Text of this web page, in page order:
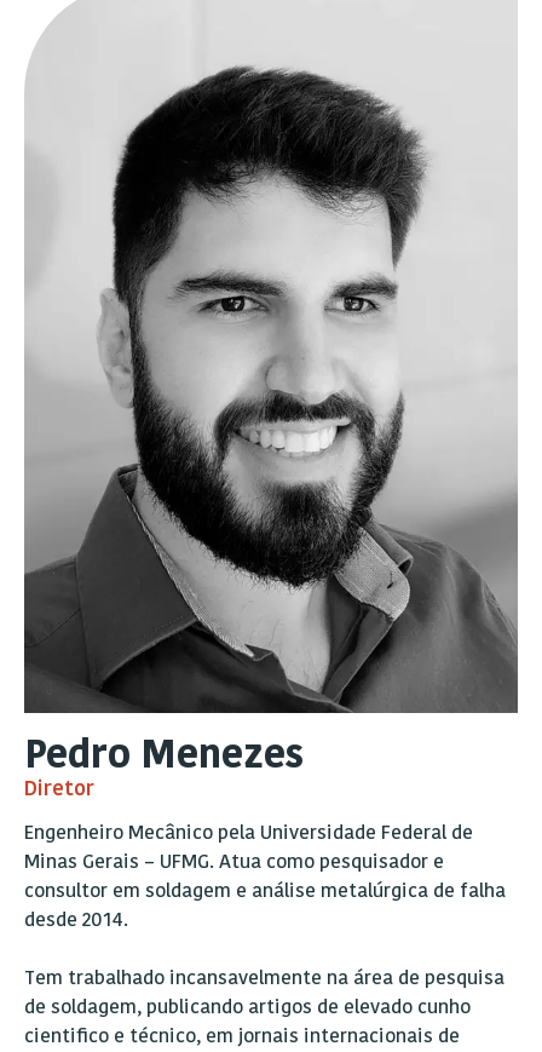
Pedro Menezes
Diretor
Engenheiro Mecânico pela Universidade Federal de
Minas Gerais – UFMG. Atua como pesquisador e
consultor em soldagem e análise metalúrgica de falha
desde 2014.
Tem trabalhado incansavelmente na área de pesquisa
de soldagem, publicando artigos de elevado cunho
cientifico e técnico, em jornais internacionais de